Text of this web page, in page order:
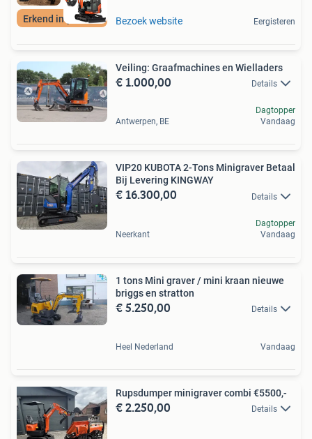
Erkend importeur! Bezoek website Eergisteren
Veiling: Graafmachines en Wielladers
€ 1.000,00 Details
Antwerpen, BE
Dagtopper
Vandaag
VIP20 KUBOTA 2-Tons Minigraver Betaal
Bij Levering KINGWAY
€ 16.300,00 Details
Neerkant
Dagtopper
Vandaag
1 tons Mini graver / mini kraan nieuwe
briggs en stratton
€ 5.250,00 Details
Heel Nederland Vandaag
Rupsdumper minigraver combi €5500,-
€ 2.250,00 Details